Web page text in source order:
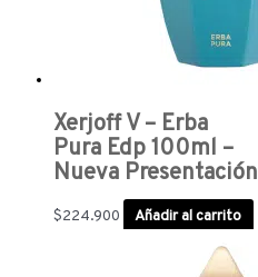
Xerjoff V – Erba
Pura Edp 100ml –
Nueva Presentación
$224.900 Añadir al carrito